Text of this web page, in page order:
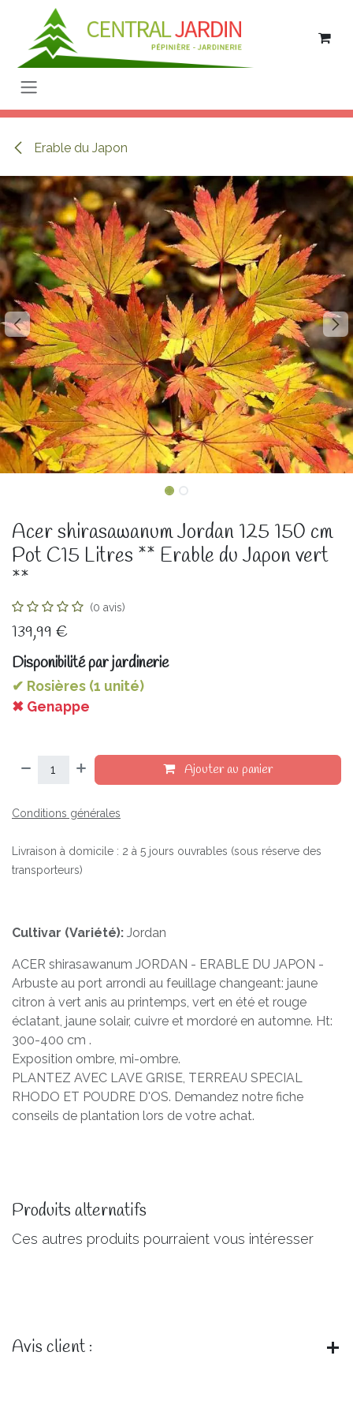
Se rendre au contenu
Erable du Japon
Acer shirasawanum Jordan 125 150 cm
Pot C15 Litres ** Erable du Japon vert
**
(0 avis)
139,99 €
Disponibilité par jardinerie
✔ Rosières (1 unité)
✖ Genappe
Ajouter au panier
Conditions générales
Livraison à domicile : 2 à 5 jours ouvrables (sous réserve des
transporteurs)
Cultivar (Variété): Jordan
ACER shirasawanum JORDAN - ERABLE DU JAPON -
Arbuste au port arrondi au feuillage changeant: jaune
citron à vert anis au printemps, vert en été et rouge
éclatant, jaune solair, cuivre et mordoré en automne. Ht:
300-400 cm .
Exposition ombre, mi-ombre.
PLANTEZ AVEC LAVE GRISE, TERREAU SPECIAL
RHODO ET POUDRE D'OS. Demandez notre fiche
conseils de plantation lors de votre achat.
Produits alternatifs
Ces autres produits pourraient vous intéresser
Avis client :